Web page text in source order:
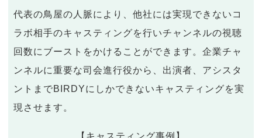
代表の鳥屋の人脈により、他社には実現できないコ
ラボ相手のキャスティングを行いチャンネルの視聴
回数にブーストをかけることができます。企業チャ
ンネルに重要な司会進行役から、出演者、アシスタ
ントまでBIRDYにしかできないキャスティングを実
現させます。
【キャスティング事例】